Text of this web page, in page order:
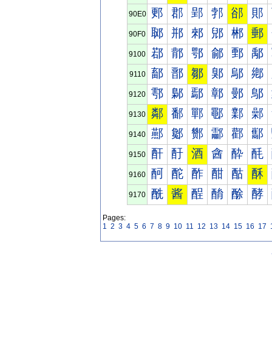
90E0 郠 郡 郢 郣 郤 郥
90F0 郰 郱 郲 郳 郴 郵
9100 鄀 鄁 鄂 鄃 鄄 鄅
9110 鄐 鄑 鄒 鄓 鄔 鄕
9120 鄠 鄡 鄢 鄣 鄤 鄥
9130 鄰 鄱 鄲 鄳 鄴 鄵
9140 酀 酁 酂 酃 酄 酅
9150 酐 酑 酒 酓 酔 酕
9160 酠 酡 酢 酣 酤 酥
9170 酰 酱 酲 酳 酴 酵
Pages:
1 2 3 4 5 6 7 8 9 10 11 12 13 14 15 16 17